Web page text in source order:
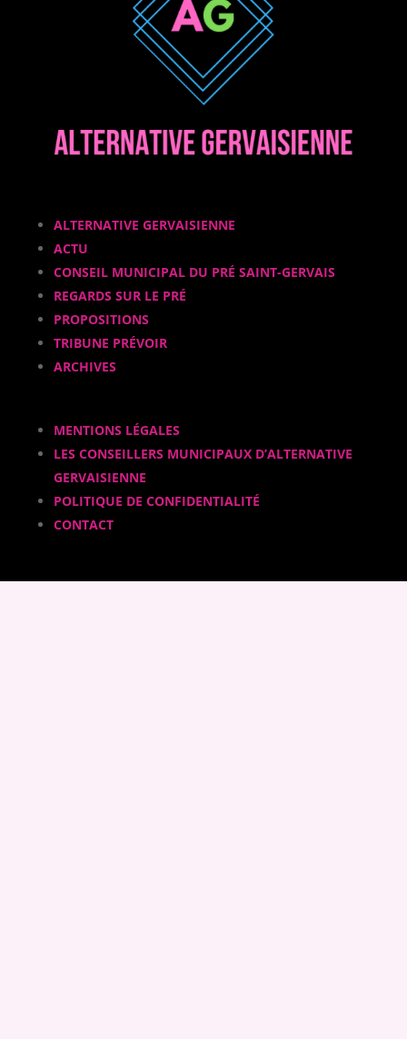
ALTERNATIVE GERVAISIENNE
ACTU
CONSEIL MUNICIPAL DU PRÉ SAINT-GERVAIS
REGARDS SUR LE PRÉ
PROPOSITIONS
TRIBUNE PRÉVOIR
ARCHIVES
MENTIONS LÉGALES
LES CONSEILLERS MUNICIPAUX D’ALTERNATIVE
GERVAISIENNE
POLITIQUE DE CONFIDENTIALITÉ
CONTACT